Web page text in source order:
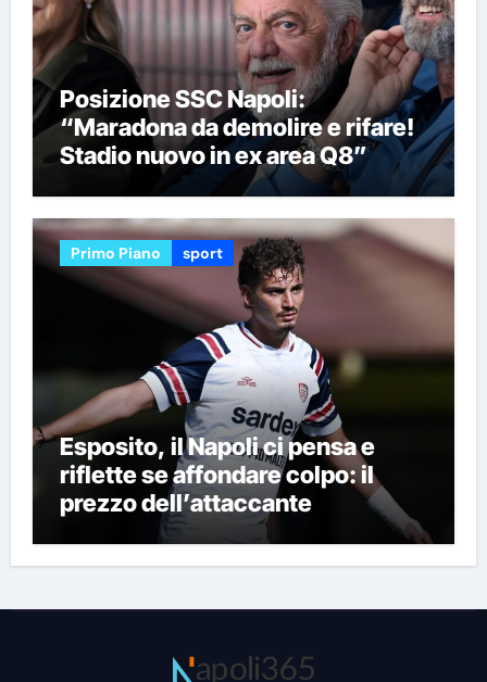
Posizione SSC Napoli:
“Maradona da demolire e rifare!
Stadio nuovo in ex area Q8”
Primo Piano sport
Esposito, il Napoli ci pensa e
riflette se affondare colpo: il
prezzo dell’attaccante